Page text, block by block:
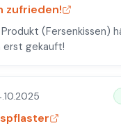
zufrieden!
(Fersenkissen)
erst gekauft!